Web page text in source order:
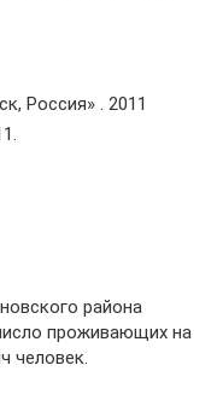
Россия» . 2011
района
проживающих на
человек.